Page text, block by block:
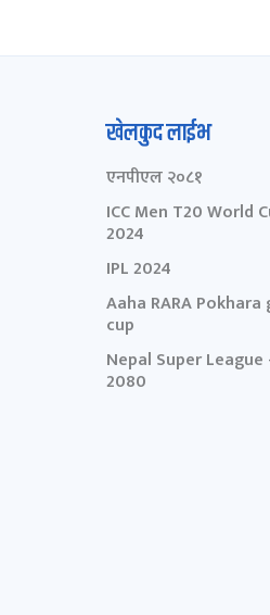
खेलकुद लाईभ
एनपीएल २०८१
ICC Men T20 World
2024
IPL 2024
Aaha RARA Pokhara
cup
Nepal Super League
2080